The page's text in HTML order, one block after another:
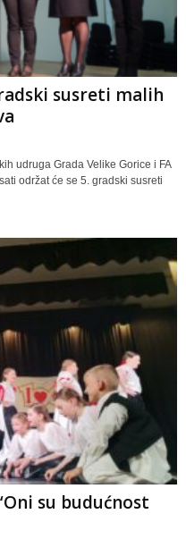
susreti malih
udruga Grada Velike Gorice i FA
održat će se 5. gradski susreti
“Oni su budućnost